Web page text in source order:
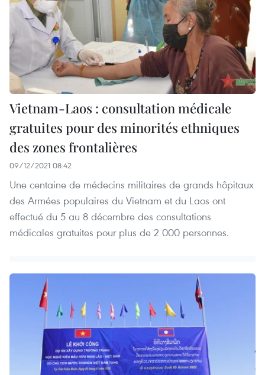
Vietnam-Laos : consultation médicale
gratuites pour des minorités ethniques
des zones frontalières
09/12/2021 08:42
Une centaine de médecins militaires de grands hôpitaux
des Armées populaires du Vietnam et du Laos ont
effectué du 5 au 8 décembre des consultations
médicales gratuites pour plus de 2 000 personnes.